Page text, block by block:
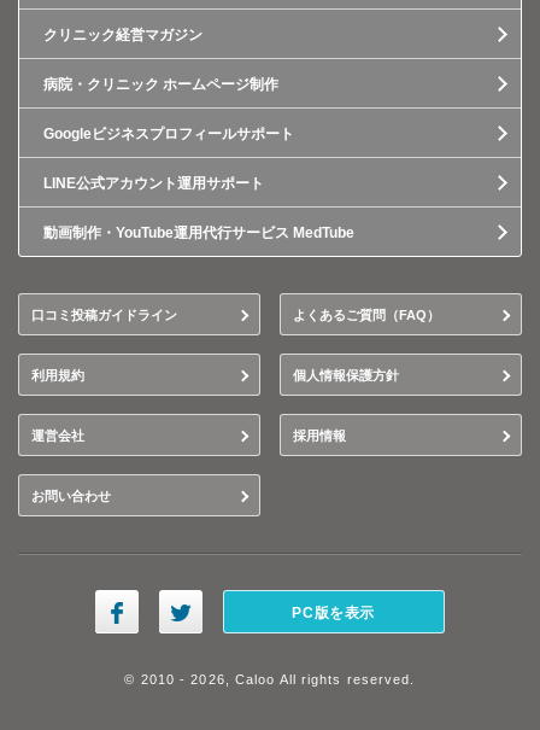
クリニック経営マガジン
病院・クリニック ホームページ制作
Googleビジネスプロフィールサポート
LINE公式アカウント運用サポート
動画制作・YouTube運用代行サービス MedTube
口コミ投稿ガイドライン よくあるご質問（FAQ）
利用規約 個人情報保護方針
運営会社 採用情報
お問い合わせ
PC版を表示
© 2010 - 2026, Caloo All rights reserved.